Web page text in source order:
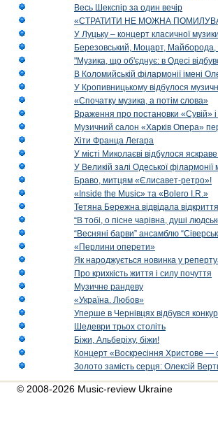
Весь Шекспір за один вечір
«СТРАТИТИ НЕ МОЖНА
У Луцьку – концерт класичної
Березовський, Моцарт, Майборода,
"Музика, що об'єднує: в Одесі
В Коломийській філармонії імені
У Кропивницькому відбулося
«Спочатку музика, а потім слова»
Враження про постановки «Сувій»
Музичний салон «Харків Опера»
Хіти Франца Легара
У місті Миколаєві відбулося
У Великій залі Одеської
Браво, митцям «Єлисавет-ретро»!
«Inside the Music» та «Bolero I.R.»
Тетяна Бережна відвідала
“В тобі, о пісне чарівна, душі
“Весняні барви” ансамблю
«Перлини оперети»
Як народжується новинка у
Про крихкість життя і силу почуття
Музичне рандеву
«Україна. Любов»
Уперше в Чернівцях відбувся
Шедеври трьох століть
Біжи, Альберіху, біжи!
Концерт «Воскресіння Христове —
Золото замість серця: Олексій
© 2008-2026 Music-review Ukraine